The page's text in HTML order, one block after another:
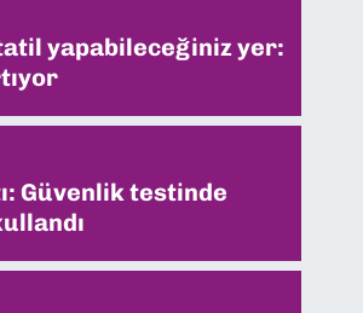
yapabileceğiniz yer:
Güvenlik testinde